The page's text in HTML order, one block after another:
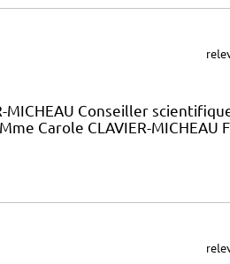
MICHEAU Conseiller
Carole CLAVIER-MICHEAU